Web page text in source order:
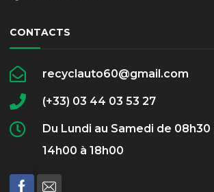
CONTACTS
recyclauto60@gmail.com
(+33) 03 44 03 53 27
Du Lundi au Samedi de 08h30
14h00 à 18h00